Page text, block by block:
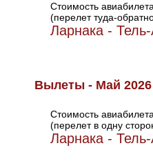
Стоимость
(перелет туда-
Ларнака -
Вылеты - Май 2026
Стоимость
(перелет в одну
Ларнака -